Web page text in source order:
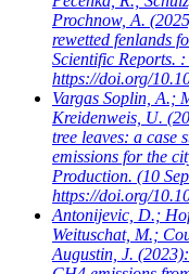
Prochnow, A.
rewetted fenlands
Scientific Reports.
https://doi.org/
Vargas Soplin, A.;
Kreidenweis, U.
tree leaves: a case
emissions for the
Production. (10
https://doi.org/
Antonijevic, D.;
Weituschat, M.;
Augustin, J.